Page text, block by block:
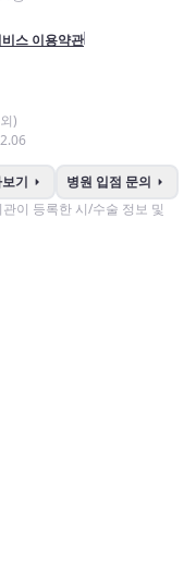
스 이용약관
)
기 arrow_right 병원 입점 문의 arrow_right
이 등록한 시/수술 정보 및